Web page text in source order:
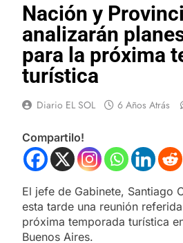
Nación y
analizarán
para la próxima
turística
Diario EL SOL 6 Años Atrás
Compartilo!
El jefe de Gabinete, Santiago
esta tarde una reunión
próxima temporada turística
Buenos Aires.